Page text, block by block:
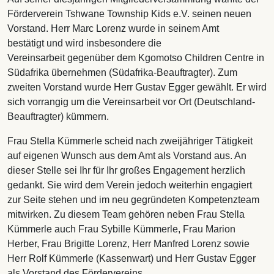
Förderverein Tshwane Township Kids e.V. seinen neuen
Vorstand. Herr Marc Lorenz wurde in seinem Amt
bestätigt und wird insbesondere die
Vereinsarbeit gegenüber dem Kgomotso Children Centre in
Südafrika übernehmen (Südafrika-Beauftragter). Zum
zweiten Vorstand wurde Herr Gustav Egger gewählt. Er wird
sich vorrangig um die Vereinsarbeit vor Ort (Deutschland-
Beauftragter) kümmern.
Frau Stella Kümmerle scheid nach zweijähriger Tätigkeit
auf eigenen Wunsch aus dem Amt als Vorstand aus. An
dieser Stelle sei Ihr für Ihr großes Engagement herzlich
gedankt. Sie wird dem Verein jedoch weiterhin engagiert
zur Seite stehen und im neu gegründeten Kompetenzteam
mitwirken. Zu diesem Team gehören neben Frau Stella
Kümmerle auch Frau Sybille Kümmerle, Frau Marion
Herber, Frau Brigitte Lorenz, Herr Manfred Lorenz sowie
Herr Rolf Kümmerle (Kassenwart) und Herr Gustav Egger